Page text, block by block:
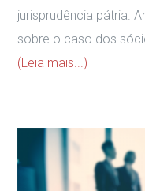
jurisprudência pátria.
sobre o caso dos
(Leia mais...)